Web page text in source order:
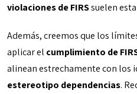
violaciones de FIRSsuelen
Además, creemos que los
aplicar el cumplimiento de
alinean estrechamente con los
estereotipo dependencias.